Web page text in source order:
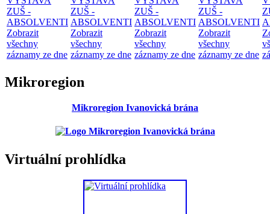
ZUŠ -
ABSOLVENTI
Zobrazit
všechny
záznamy ze dne
ZUŠ -
ABSOLVENTI
Zobrazit
všechny
záznamy ze dne
ZUŠ -
ABSOLVENTI
Zobrazit
všechny
záznamy ze dne
ZUŠ -
ABSOLVENTI
Zobrazit
všechny
záznamy ze dne
Mikroregion
Mikroregion Ivanovická brána
Virtuální prohlídka